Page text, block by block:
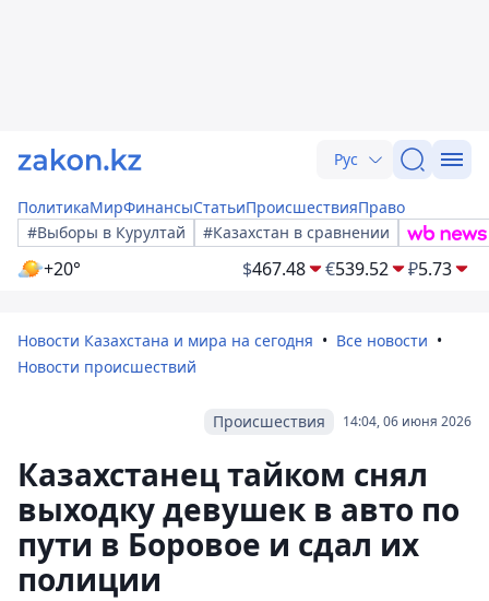
Рус
ПолитикаМирФинансыСтатьиПроисшествияПраво
#Выборы в Курултай
#Казахстан в сравнении
+20° $467.48 €539.52 ₽5.73
Новости Казахстана и мира на сегодня
Все новости
Новости происшествий
14:04, 06 июня 2026
Происшествия
Казахстанец тайком снял
выходку девушек в авто по
пути в Боровое и сдал их
полиции